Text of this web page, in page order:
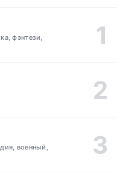
фэнтези,
военный,